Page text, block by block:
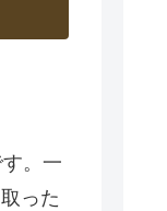
。一
った